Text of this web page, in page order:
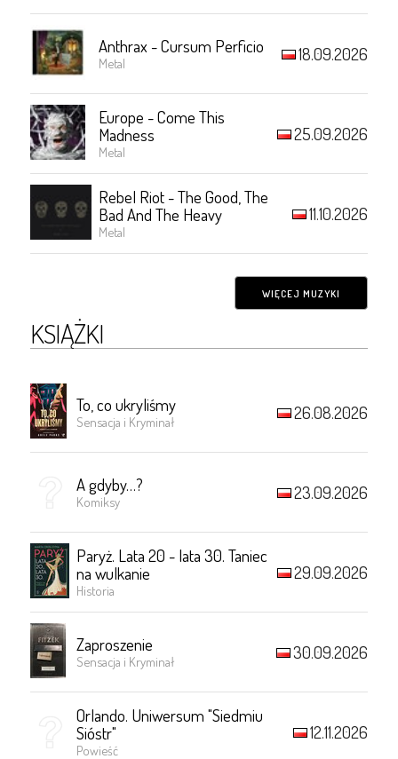
Anthrax - Cursum Perficio
Metal 18.09.2026
Europe - Come This
Madness
Metal
25.09.2026
Rebel Riot - The Good, The
Bad And The Heavy
Metal
11.10.2026
WIĘCEJ MUZYKI
KSIĄŻKI
To, co ukryliśmy
Sensacja i Kryminał 26.08.2026
A gdyby…?
Komiksy 23.09.2026
Paryż. Lata 20 - lata 30. Taniec
na wulkanie
Historia
29.09.2026
Zaproszenie
Sensacja i Kryminał 30.09.2026
Orlando. Uniwersum "Siedmiu
Sióstr"
Powieść
12.11.2026